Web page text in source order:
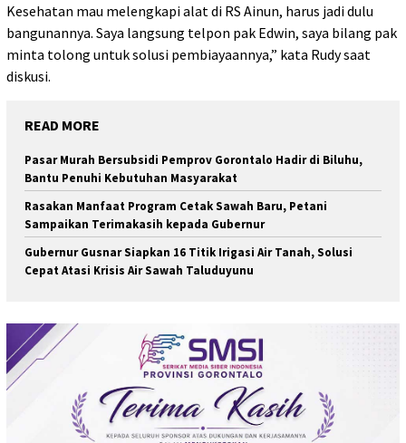
Kesehatan mau melengkapi alat di RS Ainun, harus jadi dulu
bangunannya. Saya langsung telpon pak Edwin, saya bilang pak
minta tolong untuk solusi pembiayaannya,” kata Rudy saat
diskusi.
READ MORE
Pasar Murah Bersubsidi Pemprov Gorontalo Hadir di Biluhu,
Bantu Penuhi Kebutuhan Masyarakat
Rasakan Manfaat Program Cetak Sawah Baru, Petani
Sampaikan Terimakasih kepada Gubernur
Gubernur Gusnar Siapkan 16 Titik Irigasi Air Tanah, Solusi
Cepat Atasi Krisis Air Sawah Taluduyunu